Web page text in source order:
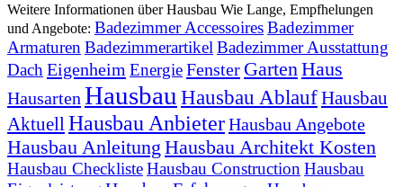
Weitere Informationen über Hausbau Wie Lange, Empfhelungen
und Angebote: Badezimmer AccessoiresBadezimmer
Armaturen Badezimmerartikel Badezimmer Ausstattung
Dach Eigenheim EnergieFenster Garten Haus
Hausarten Hausbau Hausbau AblaufHausbau
Aktuell Hausbau AnbieterHausbau Angebote
Hausbau Anleitung Hausbau Architekt Kosten
Hausbau ChecklisteHausbau Construction Hausbau